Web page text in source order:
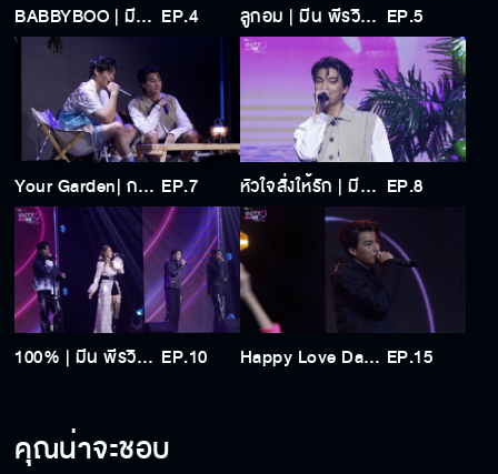
BABBYBOO | มีน พีรวิชญ์ | The Moment Happy Love Day EP.4 ลูกอม | มีน พีรวิชญ์ x กลัฟ คณาวุฒิ x เก้า นพเก้า | The Moment Happy Love Day EP.5
Your Garden| กลัฟ คณาวุฒิ x เก้า นพเก้า| The Moment Happy Love Day EP.7 หัวใจสั่งให้รัก | มีน พีรวิชญ์ x กลัฟ คณาวุฒิ | The Moment Happy Love Day EP.8
100% | มีน พีรวิชญ์ x กลัฟ คณาวุฒิ x เก้า นพเก้า x โบว์ เมลดา | The Moment Happy Love Day EP.10 Happy Love Day |มีน พีรวิชญ์ x กลัฟ คณาวุฒิ x เก้า นพเก้า | The Moment Happy Love Day EP.15
คุณน่าจะชอบ